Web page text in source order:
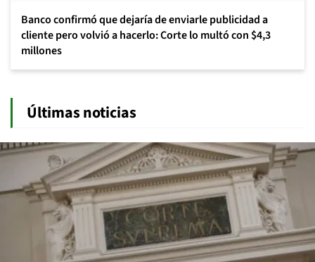
Banco confirmó que dejaría de enviarle publicidad a
cliente pero volvió a hacerlo: Corte lo multó con $4,3
millones
Últimas noticias